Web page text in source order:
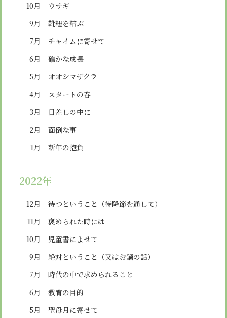
10月
ウサギ
9月
靴紐を結ぶ
7月
チャイムに寄せて
6月
確かな成長
5月
オオシマザクラ
4月
スタートの春
3月
日差しの中に
2月
面倒な事
1月
新年の抱負
2022年
12月
待つということ（待降節を通して）
11月
褒められた時には
10月
児童書によせて
9月
絶対ということ（又はお鍋の話）
7月
時代の中で求められること
6月
教育の目的
5月
聖母月に寄せて